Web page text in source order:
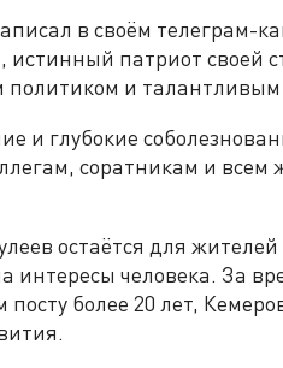
в своём телеграм-
истинный патриот своей
и талантливым
и глубокие
соратникам и всем
остаётся для
интересы человека. За
посту более 20 лет,